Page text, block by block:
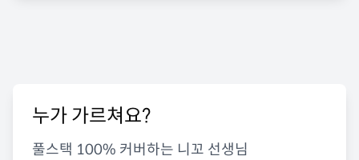
누가 가르쳐요?
풀스택 100% 커버하는 니꼬 선생님